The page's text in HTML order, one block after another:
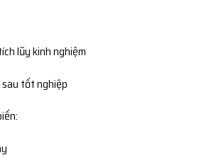
lũy kinh nghiệm
tốt nghiệp